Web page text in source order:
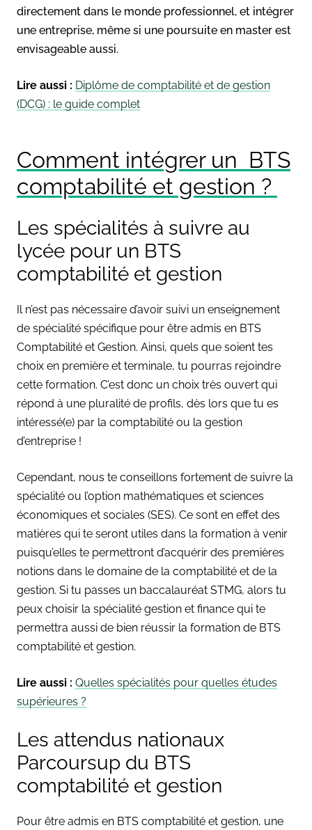
directement dans le monde professionnel, et intégrer
une entreprise, même si une poursuite en master est
envisageable aussi.
Lire aussi : Diplôme de comptabilité et de gestion
(DCG) : le guide complet
Comment intégrer un BTS
comptabilité et gestion ?
Les spécialités à suivre au
lycée pour un BTS
comptabilité et gestion
Il n’est pas nécessaire d’avoir suivi un enseignement
de spécialité spécifique pour être admis en BTS
Comptabilité et Gestion. Ainsi, quels que soient tes
choix en première et terminale, tu pourras rejoindre
cette formation. C’est donc un choix très ouvert qui
répond à une pluralité de profils, dès lors que tu es
intéressé(e) par la comptabilité ou la gestion
d’entreprise !
Cependant, nous te conseillons fortement de suivre la
spécialité ou l’option mathématiques et sciences
économiques et sociales (SES). Ce sont en effet des
matières qui te seront utiles dans la formation à venir
puisqu’elles te permettront d’acquérir des premières
notions dans le domaine de la comptabilité et de la
gestion. Si tu passes un baccalauréat STMG, alors tu
peux choisir la spécialité gestion et finance qui te
permettra aussi de bien réussir la formation de BTS
comptabilité et gestion.
Lire aussi : Quelles spécialités pour quelles études
supérieures ?
Les attendus nationaux
Parcoursup du BTS
comptabilité et gestion
Pour être admis en BTS comptabilité et gestion, une